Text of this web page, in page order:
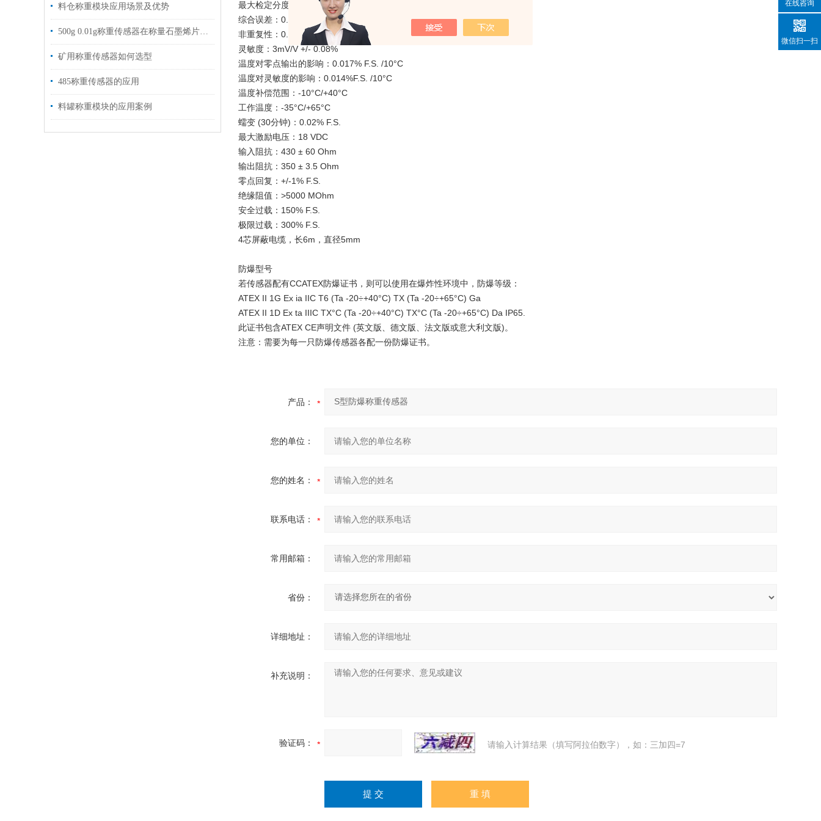
料仓称重模块应用场景及优势
500g 0.01g称重传感器在称量石墨烯片的应用
矿用称重传感器如何选型
485称重传感器的应用
料罐称重模块的应用案例
最大检定分度数：nLC = 3000
综合误差：0.03% F.S.
非重复性：0.01% F.S.
灵敏度：3mV/V +/- 0.08%
温度对零点输出的影响：0.017% F.S. /10°C
温度对灵敏度的影响：0.014%F.S. /10°C
温度补偿范围：-10°C/+40°C
工作温度：-35°C/+65°C
蠕变 (30分钟)：0.02% F.S.
最大激励电压：18 VDC
输入阻抗：430 ± 60 Ohm
输出阻抗：350 ± 3.5 Ohm
零点回复：+/-1% F.S.
绝缘阻值：>5000 MOhm
安全过载：150% F.S.
极限过载：300% F.S.
4芯屏蔽电缆，长6m，直径5mm
防爆型号
若传感器配有CCATEX防爆证书，则可以使用在爆炸性环境中，防爆等级：
ATEX II 1G Ex ia IIC T6 (Ta -20÷+40°C) TX (Ta -20÷+65°C) Ga
ATEX II 1D Ex ta IIIC TX°C (Ta -20÷+40°C) TX°C (Ta -20÷+65°C) Da IP65.
此证书包含ATEX CE声明文件 (英文版、德文版、法文版或意大利文版)。
注意：需要为每一只防爆传感器各配一份防爆证书。
产品：
您的单位：
您的姓名：
联系电话：
常用邮箱：
省份：
详细地址：
补充说明：
验证码： 请输入计算结果（填写阿拉伯数字），如：三加四=7
在线咨询
微信扫一扫